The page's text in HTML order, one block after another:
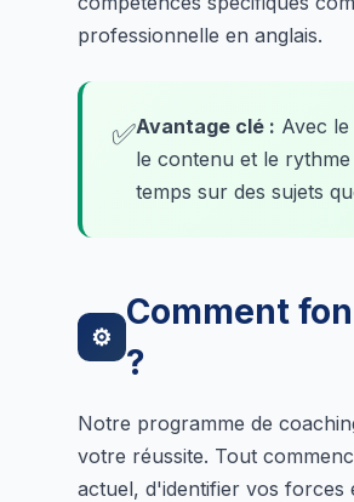
professionnelle en anglais.
✅Avantage clé : Avec
le contenu et le
temps sur des sujets
⚙
Comment
?
Notre programme de
votre réussite. Tout
actuel, d'identifier vos forces